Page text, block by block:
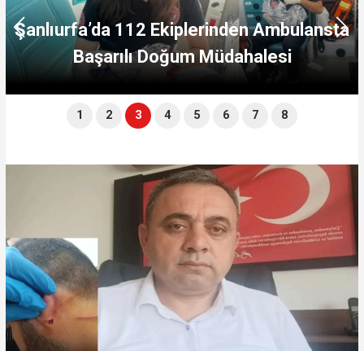
Karaköprü Halkına Müjde: Karaköprü
Sağlıklı Hayat Merkezi Hizmete Girdi
1 2 3 4 5 6 7 8